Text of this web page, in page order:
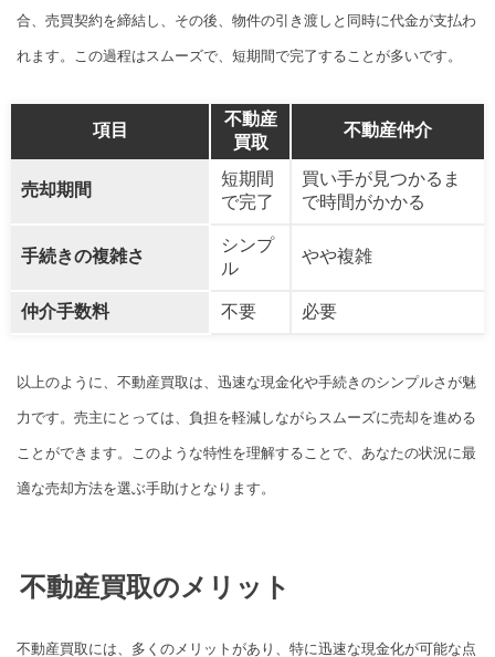
合、売買契約を締結し、その後、物件の引き渡しと同時に代金が支払わ
れます。この過程はスムーズで、短期間で完了することが多いです。
項目
不動産
買取
不動産仲介
売却期間
短期間
で完了
買い手が見つかるま
で時間がかかる
手続きの複雑さ
シンプ
ル
やや複雑
仲介手数料 不要 必要
以上のように、不動産買取は、迅速な現金化や手続きのシンプルさが魅
力です。売主にとっては、負担を軽減しながらスムーズに売却を進める
ことができます。このような特性を理解することで、あなたの状況に最
適な売却方法を選ぶ手助けとなります。
不動産買取のメリット
不動産買取には、多くのメリットがあり、特に迅速な現金化が可能な点